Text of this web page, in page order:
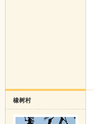
橡树村